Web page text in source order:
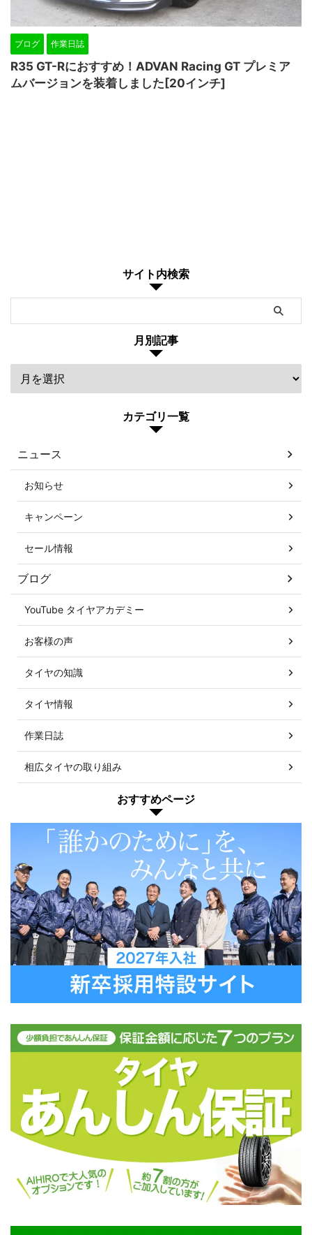
ブログ 作業日誌
R35 GT-Rにおすすめ！ADVAN Racing GT プレミア
ムバージョンを装着しました[20インチ]
サイト内検索
月別記事
カテゴリ一覧
ニュース
お知らせ
キャンペーン
セール情報
ブログ
YouTube タイヤアカデミー
お客様の声
タイヤの知識
タイヤ情報
作業日誌
相広タイヤの取り組み
おすすめページ